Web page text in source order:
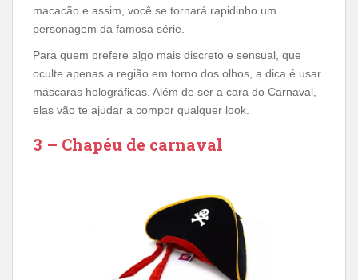
macacão e assim, você se tornará rapidinho um
personagem da famosa série.
Para quem prefere algo mais discreto e sensual, que
oculte apenas a região em torno dos olhos, a dica é usar
máscaras holográficas. Além de ser a cara do Carnaval,
elas vão te ajudar a compor qualquer look.
3 – Chapéu de carnaval